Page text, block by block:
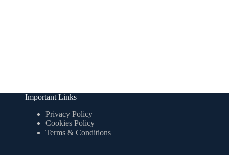
Important Links
Privacy Policy
Cookies Policy
Terms & Conditions